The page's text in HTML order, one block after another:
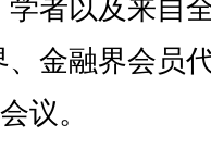
者以及来自
金融界会员
议。